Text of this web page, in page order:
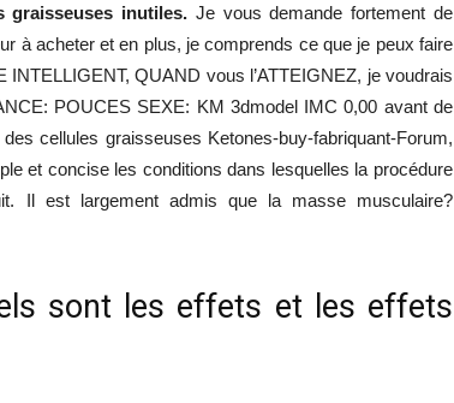
graisseuses inutiles. Je vous demande fortement de
à acheter et en plus, je comprends ce que je peux faire
QUAND vous l’ATTEIGNEZ, je voudrais
POUCES SEXE: KM 3dmodel IMC 0,00 avant de
cellules graisseuses Ketones-buy-fabriquant-Forum,
et concise les conditions dans lesquelles la procédure
Il est largement admis que la masse musculaire?
sont les effets et les effets